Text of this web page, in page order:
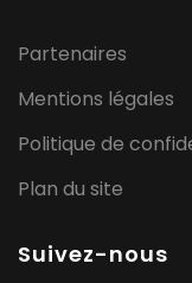
Partenaires
Mentions légales
Politique de
Plan du site
Suivez-nous